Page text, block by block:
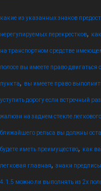
какие из указанных знаков
нерегулируемых перекрестков,
на транспортном средстве
полосе вы имеете право
пункта, вы имеете право
уступить дорогу если встречный
жалюзи на заднем стекле
ближайшего рельса вы должны
будете иметь преимущество, как
легковая главная, знаки
4.1.5 можно ли выполнять из 2х